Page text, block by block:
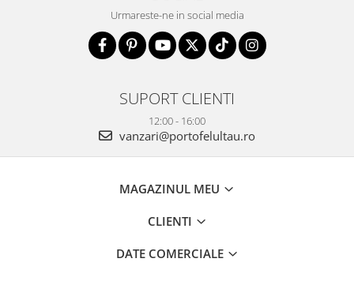
Urmareste-ne in social media
SUPORT CLIENTI
12:00 - 16:00
vanzari@portofelultau.ro
MAGAZINUL MEU
CLIENTI
DATE COMERCIALE